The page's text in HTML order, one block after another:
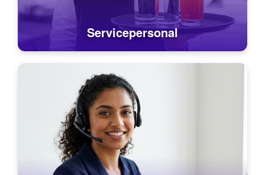
Servicepersonal